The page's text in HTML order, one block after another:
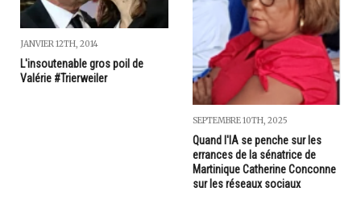
JANVIER 12TH, 2014
L'insoutenable gros poil de
Valérie #Trierweiler
SEPTEMBRE 10TH, 2025
Quand l'IA se penche sur les
errances de la sénatrice de
Martinique Catherine Conconne
sur les réseaux sociaux